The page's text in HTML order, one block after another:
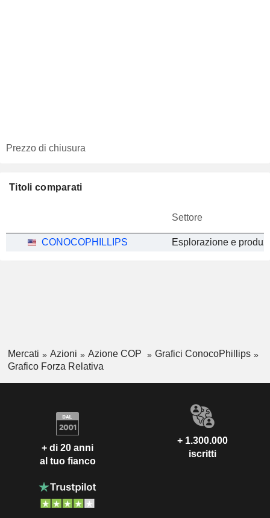
Prezzo di chiusura
Titoli comparati
Settore
CONOCOPHILLIPS
Mercati Azioni Azione COP
Grafici ConocoPhillips
Grafico Forza Relativa
+ di 20 anni
al tuo fianco
+ 1.300.000
iscritti